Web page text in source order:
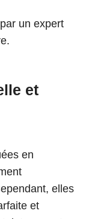
un expert
et
en
elles
et